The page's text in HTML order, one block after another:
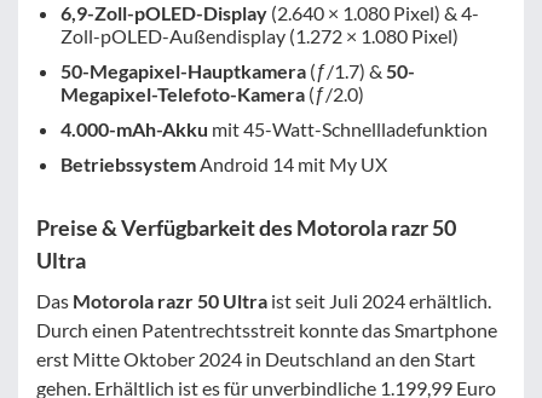
6,9-Zoll-pOLED-Display (2.640 × 1.080 Pixel) & 4-
Zoll-pOLED-Außendisplay (1.272 × 1.080 Pixel)
50-Megapixel-Hauptkamera (ƒ/1.7) & 50-
Megapixel-Telefoto-Kamera (ƒ/2.0)
4.000-mAh-Akku mit 45-Watt-Schnellladefunktion
BetriebssystemAndroid 14 mit My UX
Preise & Verfügbarkeit des Motorola razr 50
Ultra
Das Motorola razr 50 Ultra ist seit Juli 2024 erhältlich.
Durch einen Patentrechtsstreit konnte das Smartphone
erst Mitte Oktober 2024 in Deutschland an den Start
gehen. Erhältlich ist es für unverbindliche 1.199,99 Euro